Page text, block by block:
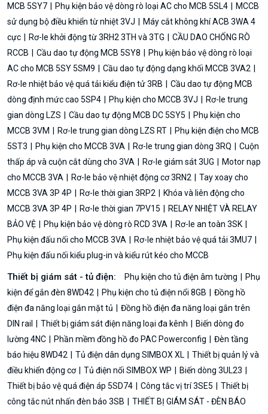
MCB 5SY7
Phụ kiện bảo vệ dòng rò loại AC cho MCB 5SL4
MCCB
sử dụng bộ điều khiển từ nhiệt 3VJ
Máy cắt không khí ACB 3WA 4
cực
Rơ-le khởi động từ 3RH2 3TH và 3TG
CẦU DAO CHỐNG RÒ
RCCB
Cầu dao tự động MCB 5SY8
Phụ kiện bảo vệ dòng rò loại
AC cho MCB 5SY 5SM9
Cầu dao tự động dạng khối MCCB 3VA2
Rơ-le nhiệt bảo vệ quá tải kiểu điện tử 3RB
Cầu dao tự động MCB
dòng định mức cao 5SP4
Phụ kiện cho MCCB 3VJ
Rơ-le trung
gian dòng LZS
Cầu dao tự động MCB DC 5SY5
Phụ kiện cho
MCCB 3VM
Rơ-le trung gian dòng LZS RT
Phụ kiện điện cho MCB
5ST3
Phụ kiện cho MCCB 3VA Rơ-le trung gian dòng 3RQ
Cuộn
thấp áp và cuộn cắt dùng cho 3VA
Rơ-le giám sát 3UG
Motor nạp
cho MCCB 3VA
Rơ-le bảo vệ nhiệt động cơ 3RN2
Tay xoay cho
MCCB 3VA 3P 4P
Rơ-le thời gian 3RP2
Khóa và liên động cho
MCCB 3VA 3P 4P
Rơ-le thời gian 7PV15
RELAY NHIỆT VÀ RELAY
BẢO VỆ
Phụ kiện bảo vệ dòng rò RCD 3VA
Rơ-le an toàn 3SK
Phụ kiện đấu nối cho MCCB 3VA
Rơ-le nhiệt bảo vệ quá tải 3MU7
Phụ kiện đấu nối kiểu plug-in và kiểu rút kéo cho MCCB
Thiết bị giám sát - tủ điện: Phụ kiện cho tủ điện âm tường
Phụ
kiện để gắn đèn 8WD42
Phụ kiện cho tủ điện nổi 8GB
Đồng hồ
điện đa năng loại gắn mặt tủ
Đồng hồ điện đa năng loại gắn trên
DIN rail
Thiết bị giám sát điện năng loại đa kênh
Biến dòng đo
lường 4NC
Phần mềm đồng hồ đo PAC Powerconfig
Đèn tầng
báo hiệu 8WD42
Tủ điện dân dụng SIMBOX XL
Thiết bị quản lý và
điều khiển động cơ
Tủ điện nổi SIMBOX WP
Biến dòng 3UL23
Thiết bị bảo vệ quá điện áp 5SD74
Công tắc vị trí 3SE5
Thiết bị
công tắc nút nhấn đèn báo 3SB
THIẾT BỊ GIÁM SÁT - ĐÈN BÁO